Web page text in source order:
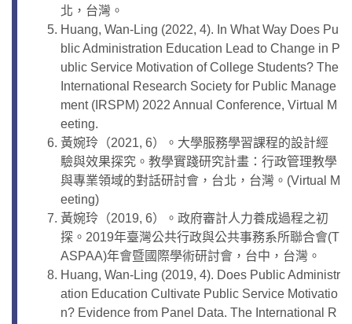
北，台灣。
Huang, Wan-Ling (2022, 4). In What Way Does Pu
blic Administration Education Lead to Change in P
ublic Service Motivation of College Students? The
International Research Society for Public Manage
ment (IRSPM) 2022 Annual Conference, Virtual M
eeting.
黃婉玲（2021, 6）。大學服務學習課程的設計經
驗與效果探究。教學實踐研究計畫：行政管理教學
與專業領域的對話研討會，台北，台灣。(Virtual M
eeting)
黃婉玲（2019, 6）。政府審計人力養成過程之初
探。2019年臺灣公共行政與公共事務系所聯合會(T
ASPAA)年會暨國際學術研討會，台中，台灣。
Huang, Wan-Ling (2019, 4). Does Public Administr
ation Education Cultivate Public Service Motivatio
n? Evidence from Panel Data. The International R